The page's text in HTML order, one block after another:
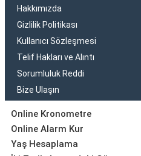
Hakkımızda
Gizlilik Politikası
Kullanıcı Sözleşmesi
Telif Hakları ve Alıntı
Sorumluluk Reddi
Bize Ulaşın
Online Kronometre
Online Alarm Kur
Yaş Hesaplama